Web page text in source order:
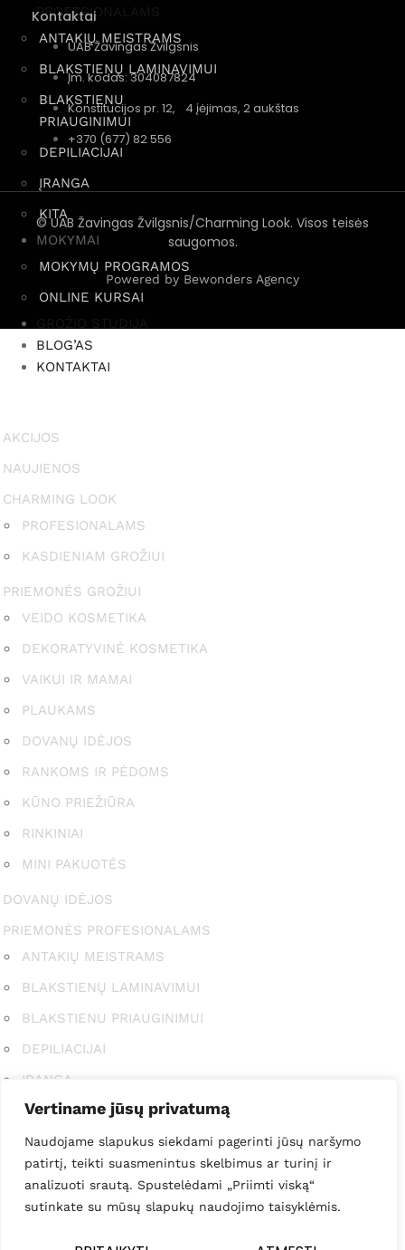
Vertiname jūsų privatumą
Naudojame slapukus siekdami pagerinti jūsų naršymo
patirtį, teikti suasmenintus skelbimus ar turinį ir
analizuoti srautą. Spustelėdami „Priimti viską“
sutinkate su mūsų slapukų naudojimo taisyklėmis.
PROFESIONALAMS
ANTAKIŲ MEISTRAMS
BLAKSTIENŲ LAMINAVIMUI
BLAKSTIENU
PRIAUGINIMUI
DEPILIACIJAI
ĮRANGA
KITA
MOKYMAI
MOKYMŲ PROGRAMOS
ONLINE KURSAI
GROŽIO STUDIJA
BLOG’AS
KONTAKTAI
AKCIJOS
NAUJIENOS
CHARMING LOOK
PROFESIONALAMS
KASDIENIAM GROŽIUI
PRIEMONĖS GROŽIUI
VEIDO KOSMETIKA
DEKORATYVINĖ KOSMETIKA
VAIKUI IR MAMAI
PLAUKAMS
DOVANŲ IDĖJOS
RANKOMS IR PĖDOMS
KŪNO PRIEŽIŪRA
RINKINIAI
MINI PAKUOTĖS
DOVANŲ IDĖJOS
PRIEMONĖS PROFESIONALAMS
ANTAKIŲ MEISTRAMS
BLAKSTIENŲ LAMINAVIMUI
BLAKSTIENU PRIAUGINIMUI
DEPILIACIJAI
ĮRANGA
KITA
MOKYMAI
MOKYMŲ PROGRAMOS
ONLINE KURSAI
Kontaktai
UAB Žavingas Žvilgsnis
Įm. kodas: 304087824
Konstitucijos pr. 12, 4 įėjimas, 2 aukštas
+370 (677) 82 556
© UAB Žavingas Žvilgsnis/Charming Look. Visos teisės
saugomos.
Powered by Bewonders Agency